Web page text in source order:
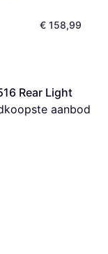
€ 158,99
Rear Light
aanbod